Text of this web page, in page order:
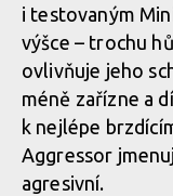
i testovaným
výšce – trochu
ovlivňuje jeho
méně zařízne a
k nejlépe
Aggressor
agresivní.